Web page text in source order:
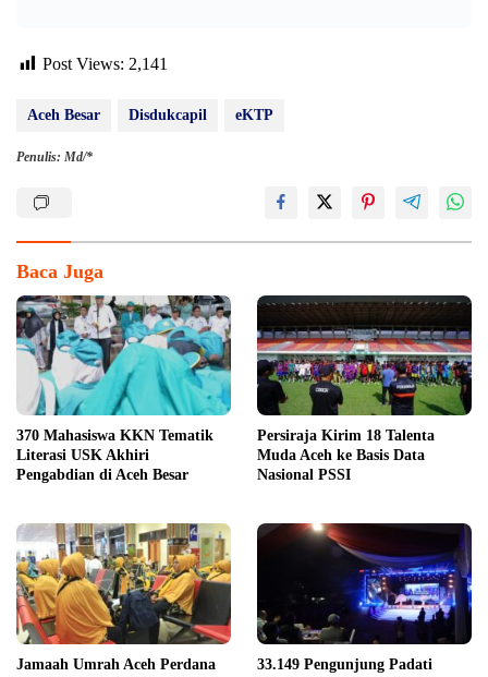
Post Views: 2,141
Aceh Besar Disdukcapil eKTP
Penulis: Md/*
Baca Juga
370 Mahasiswa KKN Tematik
Literasi USK Akhiri
Pengabdian di Aceh Besar
Persiraja Kirim 18 Talenta
Muda Aceh ke Basis Data
Nasional PSSI
Jamaah Umrah Aceh Perdana
33.149 Pengunjung Padati